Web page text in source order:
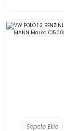
Sepete Ekle